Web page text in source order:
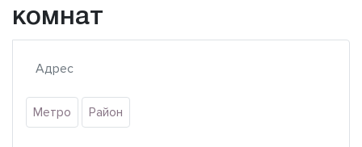
комнат
Метро Район